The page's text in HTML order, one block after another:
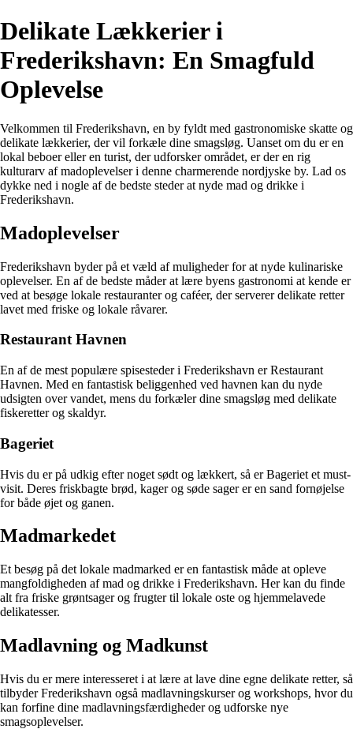
Delikate Lækkerier i
Frederikshavn: En Smagfuld
Oplevelse
Velkommen til Frederikshavn, en by fyldt med gastronomiske skatte og
delikate lækkerier, der vil forkæle dine smagsløg. Uanset om du er en
lokal beboer eller en turist, der udforsker området, er der en rig
kulturarv af madoplevelser i denne charmerende nordjyske by. Lad os
dykke ned i nogle af de bedste steder at nyde mad og drikke i
Frederikshavn.
Madoplevelser
Frederikshavn byder på et væld af muligheder for at nyde kulinariske
oplevelser. En af de bedste måder at lære byens gastronomi at kende er
ved at besøge lokale restauranter og caféer, der serverer delikate retter
lavet med friske og lokale råvarer.
Restaurant Havnen
En af de mest populære spisesteder i Frederikshavn er Restaurant
Havnen. Med en fantastisk beliggenhed ved havnen kan du nyde
udsigten over vandet, mens du forkæler dine smagsløg med delikate
fiskeretter og skaldyr.
Bageriet
Hvis du er på udkig efter noget sødt og lækkert, så er Bageriet et must-
visit. Deres friskbagte brød, kager og søde sager er en sand fornøjelse
for både øjet og ganen.
Madmarkedet
Et besøg på det lokale madmarked er en fantastisk måde at opleve
mangfoldigheden af mad og drikke i Frederikshavn. Her kan du finde
alt fra friske grøntsager og frugter til lokale oste og hjemmelavede
delikatesser.
Madlavning og Madkunst
Hvis du er mere interesseret i at lære at lave dine egne delikate retter, så
tilbyder Frederikshavn også madlavningskurser og workshops, hvor du
kan forfine dine madlavningsfærdigheder og udforske nye
smagsoplevelser.